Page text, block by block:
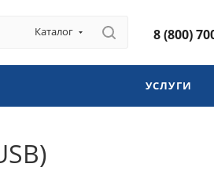
Каталог 8 (800)
УСЛУГИ